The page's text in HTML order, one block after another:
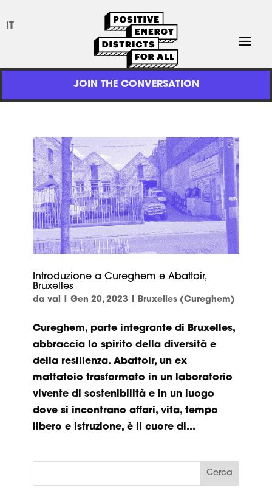
IT
JOIN THE CONVERSATION
Introduzione a Cureghem e Abattoir,
Bruxelles
da val Gen 20, 2023 Bruxelles (Cureghem)
Cureghem, parte integrante di Bruxelles,
abbraccia lo spirito della diversità e
della resilienza. Abattoir, un ex
mattatoio trasformato in un laboratorio
vivente di sostenibilità e in un luogo
dove si incontrano affari, vita, tempo
libero e istruzione, è il cuore di...
Cerca